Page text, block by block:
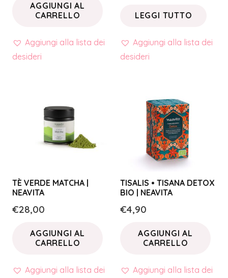
AGGIUNGI AL
CARRELLO
Aggiungi alla lista dei
desideri
LEGGI TUTTO
Aggiungi alla lista dei
desideri
TÈ VERDE MATCHA |
NEAVITA
€28,00
AGGIUNGI AL
CARRELLO
Aggiungi alla lista dei
TISALIS • TISANA DETOX
BIO | NEAVITA
€4,90
AGGIUNGI AL
CARRELLO
Aggiungi alla lista dei